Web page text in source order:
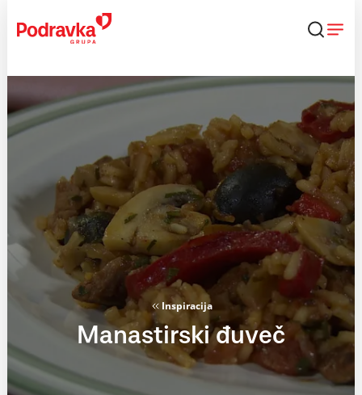
content
Inspiracija
Manastirski đuveč